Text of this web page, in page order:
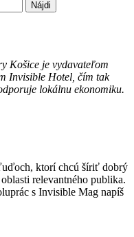
Košice je vydavateľom
Invisible Hotel, čím tak
lokálnu ekonomiku.
ktorí chcú šíriť dobrý
relevantného publika.
s Invisible Mag napíš